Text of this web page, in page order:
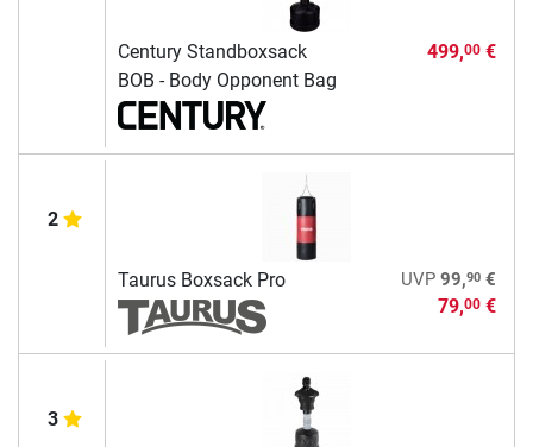
Century Standboxsack
BOB - Body Opponent Bag
499,00€
2
Taurus Boxsack Pro UVP 99,90€
79,00€
3